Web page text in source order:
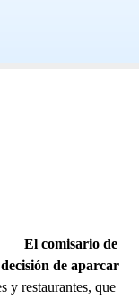
El comisario de
de aparcar
y restaurantes, que